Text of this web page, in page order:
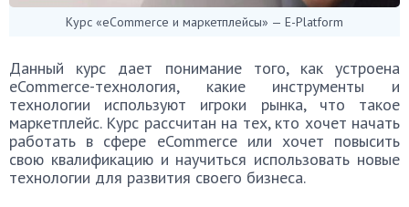
Курс «eCommerce и маркетплейсы» — E-Platform
Данный курс дает понимание того, как устроена
eCommerce-технология, какие инструменты и
технологии используют игроки рынка, что такое
маркетплейс. Курс рассчитан на тех, кто хочет начать
работать в сфере eCommerce или хочет повысить
свою квалификацию и научиться использовать новые
технологии для развития своего бизнеса.